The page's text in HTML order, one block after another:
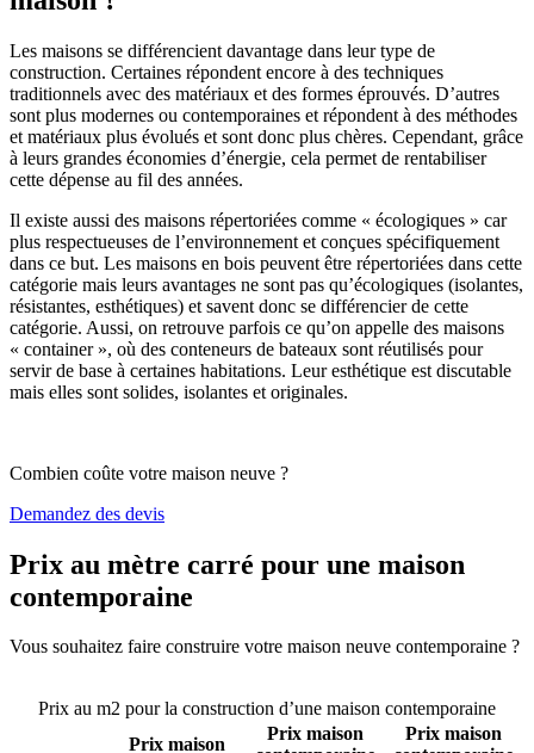
Les maisons se différencient davantage dans leur type de
construction. Certaines répondent encore à des techniques
traditionnels avec des matériaux et des formes éprouvés. D’autres
sont plus modernes ou contemporaines et répondent à des méthodes
et matériaux plus évolués et sont donc plus chères. Cependant, grâce
à leurs grandes économies d’énergie, cela permet de rentabiliser
cette dépense au fil des années.
Il existe aussi des maisons répertoriées comme « écologiques » car
plus respectueuses de l’environnement et conçues spécifiquement
dans ce but. Les maisons en bois peuvent être répertoriées dans cette
catégorie mais leurs avantages ne sont pas qu’écologiques (isolantes,
résistantes, esthétiques) et savent donc se différencier de cette
catégorie. Aussi, on retrouve parfois ce qu’on appelle des maisons
« container », où des conteneurs de bateaux sont réutilisés pour
servir de base à certaines habitations. Leur esthétique est discutable
mais elles sont solides, isolantes et originales.
Combien coûte votre maison neuve ?
Demandez des devis
Prix au mètre carré pour une maison
contemporaine
Vous souhaitez faire construire votre maison neuve contemporaine ?
Prix au m2 pour la construction d’une maison contemporaine
Prix maison
Prix maison
Prix maison